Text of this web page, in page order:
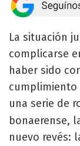
La situación
complicarse
haber sido
cumplimiento
una serie de
bonaerense,
nuevo revés: